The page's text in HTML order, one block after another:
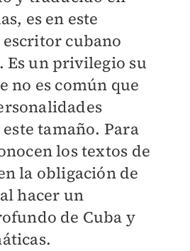
es en este
cubano
Es un privilegio su
no es común que
tamaño. Para
los textos de
la obligación de
hacer un
de Cuba y